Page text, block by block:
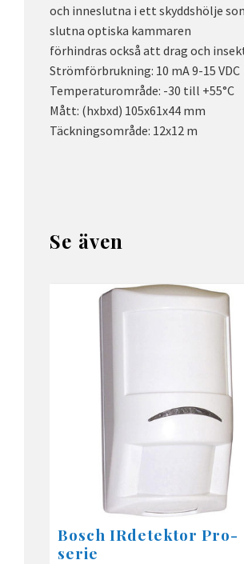
och inneslutna i ett skyddshölje
slutna optiska kammaren
förhindras också att drag och
Strömförbrukning: 10 mA 9-15 VDC
Temperaturområde: -30 till +55°C
Mått: (hxbxd) 105x61x44 mm
Täckningsområde: 12x12 m
Se även
Bosch IRdetektor Pro-
serie